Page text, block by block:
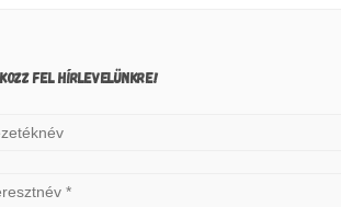
FEL HÍRLEVELÜNKRE!